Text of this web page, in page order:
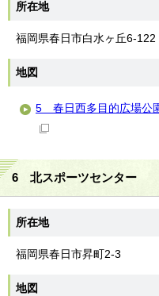
所在地
福岡県春日市白水ヶ丘6-122
地図
5 春日西多目的広場公
6 北スポーツセンター
所在地
福岡県春日市昇町2-3
地図